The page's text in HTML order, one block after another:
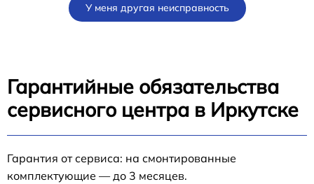
У меня другая неисправность
Гарантийные обязательства
сервисного центра в Иркутске
Гарантия от сервиса: на смонтированные
комплектующие — до 3 месяцев.